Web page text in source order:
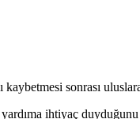
sonrası
ihtiyaç